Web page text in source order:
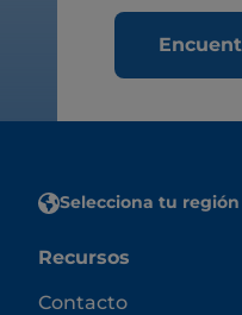
Selecciona tu región
Recursos
Contacto